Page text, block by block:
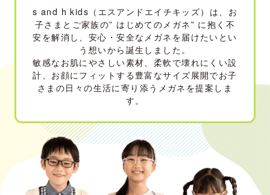
s and h kids（エスアンドエイチキッズ）は、お
子さまとご家族の” はじめてのメガネ” に抱く不
安を解消し、 安心・安全なメガネを届けたいとい
う想いから誕生しました。
敏感なお肌にやさしい素材、柔軟で壊れにくい設
計、お顔にフィットする豊富なサイズ展開でお子
さまの日々の生活に寄り添うメガネを提案しま
す。